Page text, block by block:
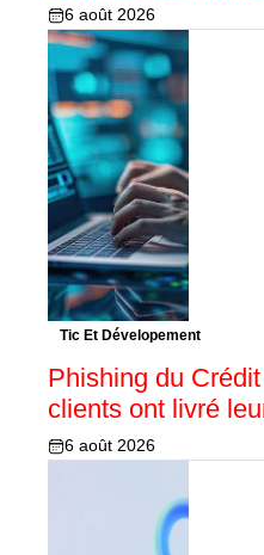
6 août 2026
Tic Et Dévelopement
Phishing du
clients ont livré
6 août 2026